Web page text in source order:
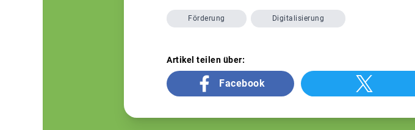
Förderung Digitalisierung
Artikel teilen über:
Facebook